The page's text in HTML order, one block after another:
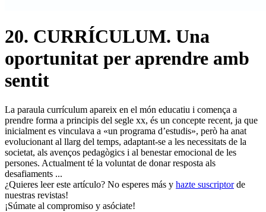
20. CURRÍCULUM. Una
oportunitat per aprendre amb
sentit
La paraula currículum apareix en el món educatiu i comença a
prendre forma a principis del segle xx, és un concepte recent, ja que
inicialment es vinculava a «un programa d’estudis», però ha anat
evolucionant al llarg del temps, adaptant-se a les necessitats de la
societat, als avenços pedagògics i al benestar emocional de les
persones. Actualment té la voluntat de donar resposta als
desafiaments ...
¿Quieres leer este artículo? No esperes más y hazte suscriptor de
nuestras revistas!
¡Súmate al compromiso y asóciate!